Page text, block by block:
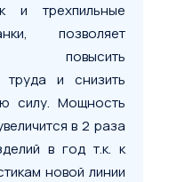
и трехпильные
позволяет
повысить
труда и снизить
силу. Мощность
в 2 раза
в год т.к. к
новой линии